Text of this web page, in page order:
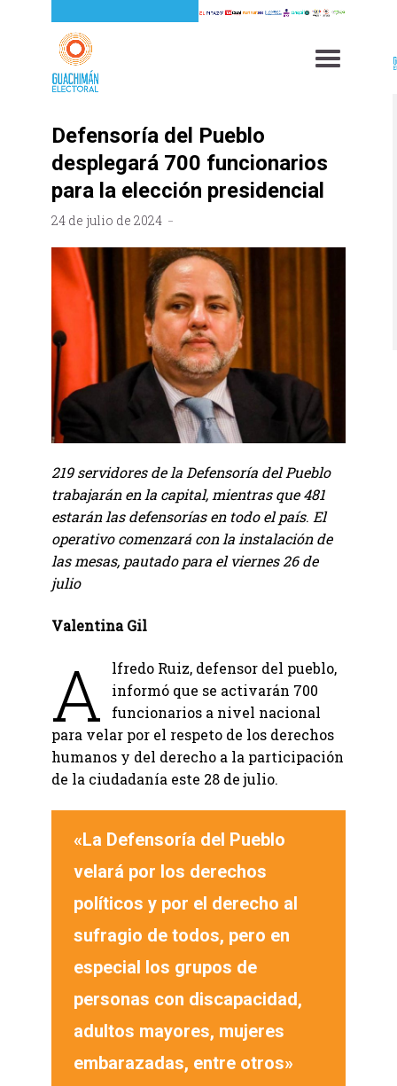
Defensoría del Pueblo
desplegará 700 funcionarios
para la elección presidencial
24 de julio de 2024
219 servidores de la Defensoría del Pueblo
trabajarán en la capital, mientras que 481
estarán las defensorías en todo el país. El
operativo comenzará con la instalación de
las mesas, pautado para el viernes 26 de
julio
Valentina Gil
A
lfredo Ruiz, defensor del pueblo,
informó que se activarán 700
funcionarios a nivel nacional
para velar por el respeto de los derechos
humanos y del derecho a la participación
de la ciudadanía este 28 de julio.
«La Defensoría del Pueblo
velará por los derechos
políticos y por el derecho al
sufragio de todos, pero en
especial los grupos de
personas con discapacidad,
adultos mayores, mujeres
embarazadas, entre otros»